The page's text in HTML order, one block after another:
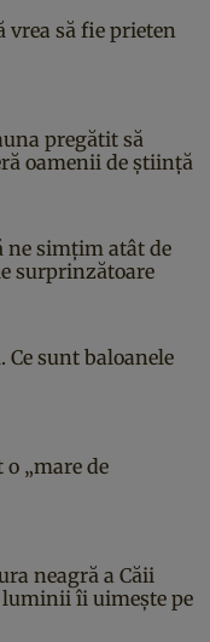
vrea să fie prieten
pregătit să
oamenii de știință
ne simțim atât de
surprinzătoare
Ce sunt baloanele
„mare de
neagră a Căii
îi uimește pe